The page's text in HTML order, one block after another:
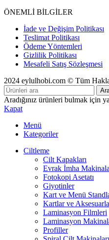
ÖNEMLİ BİLGİLER
İade ve Değişim Politikası
Teslimat Politikası
Ödeme Yöntemleri
Gizlilik Politikası
Mesafeli Satış Sözleşmesi
2024 eylulhobi.com © Tüm
Aradığınız ürünleri bulmak için
Kapat
Menü
Kategoriler
Ciltleme
Cilt Kapakları
Evrak İmha
Fotokopi Asetatı
Giyotinler
Kart ve Menü
Kartlar ve
Laminasyon Filmleri
Laminasyon
Profiller